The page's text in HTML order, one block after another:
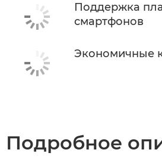
Поддержка
смартфонов
Экономичные
Подробное